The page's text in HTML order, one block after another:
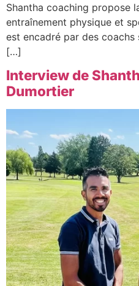
Shantha coaching propose
entraînement physique et
est encadré par des coachs
[…]
Interview de
Dumortier